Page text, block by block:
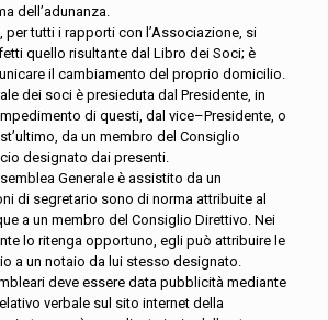
dell’adunanza.
tutti i rapporti con l’Associazione, si
quello risultante dal Libro dei Soci; è
il cambiamento del proprio domicilio.
dei soci è presieduta dal Presidente, in
di questi, dal vice–Presidente, o
da un membro del Consiglio
designato dai presenti.
Generale è assistito da un
di segretario sono di norma attribuite al
a un membro del Consiglio Direttivo. Nei
lo ritenga opportuno, egli può attribuire le
a un notaio da lui stesso designato.
deve essere data pubblicità mediante
verbale sul sito internet della